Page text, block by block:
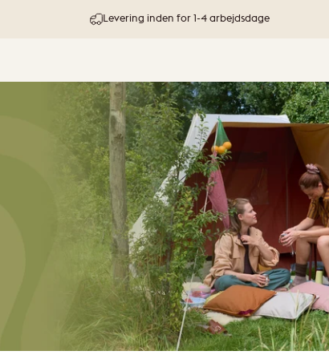
30 dages prøveperiode & pengene-tilbage-garanti
& Blankets
& Blankets